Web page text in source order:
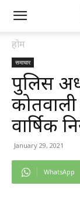
होम
समाचार
पुलिस
वार्षिक
January 29, 2021
WhatsApp